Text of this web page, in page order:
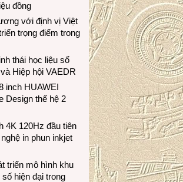
đồng
với định vị Việt
trọng điểm trong
thái học liệu số
Hiệp hội VAEDR
inch HUAWEI
Design thế hệ 2
4K 120Hz đầu tiên
in phun inkjet
triển mô hình khu
hiện đại trong